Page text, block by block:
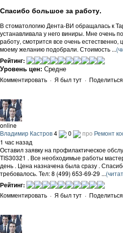
Спасибо большое за работу.
В стоматологию Дента-ВИ обращалась к
устанавливала у него виниры. Мне очень
работу, смотрится все очень
моему желанию подобрали. Стоимость ...
Рейтинг:
Уровень цен: Средне
Комментировать · Я был тут · Поделиться
online
Владимир Кастров4 0 про Ремонт
1 час назад
Оставил заявку на профилактическое
TIS30321 . Все необходимые работы
день . Цена назначена была сразу .
требовалось. Тел: 8 (499) 653-69-29 ...
Рейтинг:
Комментировать · Я был тут · Поделиться